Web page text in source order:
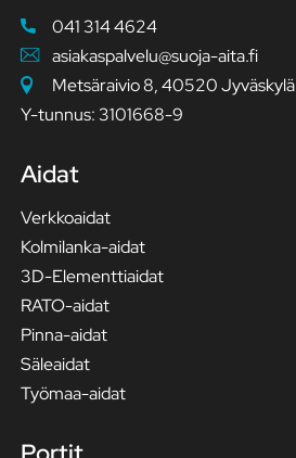
041 314 4624
asiakaspalvelu@suoja-aita.fi
Metsäraivio 8, 40520 Jyväskylä
Y-tunnus: 3101668-9
Aidat
Verkkoaidat
Kolmilanka-aidat
3D-Elementtiaidat
RATO-aidat
Pinna-aidat
Säleaidat
Työmaa-aidat